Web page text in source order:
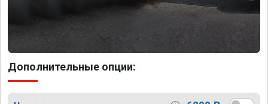
Дополнительные опции: